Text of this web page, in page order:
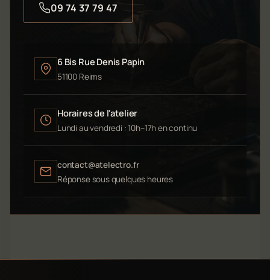
09 74 37 79 47
6 Bis Rue Denis Papin
51100 Reims
Horaires de l'atelier
Lundi au vendredi : 10h–17h en continu
contact@atelectro.fr
Réponse sous quelques heures